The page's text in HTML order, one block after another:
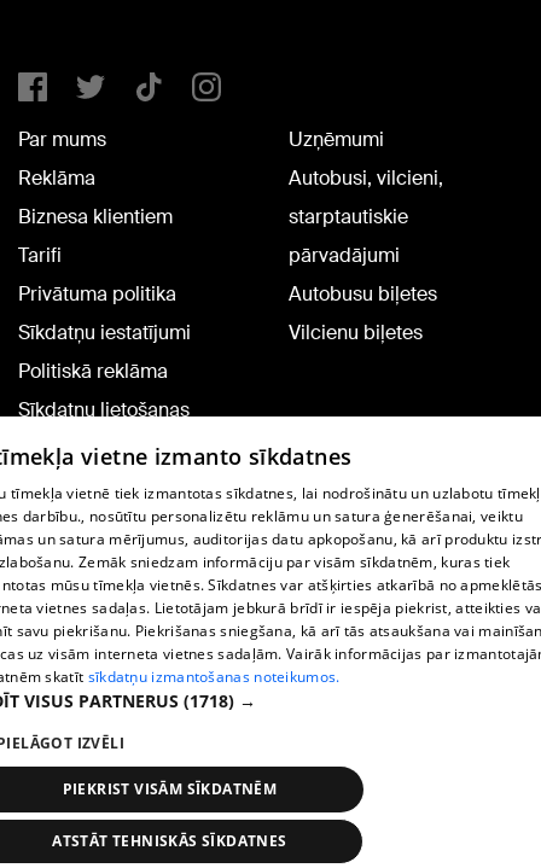
Par mums
Reklāma
Biznesa klientiem
Tarifi
Privātuma politika
Sīkdatņu iestatījumi
Politiskā reklāma
Sīkdatņu lietošanas
noteikumi
Komentāru pievienošana
Uzņēmumi
Autobusi, vilcieni,
starptautiskie
pārvadājumi
Autobusu biļetes
Vilcienu biļetes
TV programma
Līguma noteikumi
360 Ziņu kontakti
Helio Media
Portāla palīdzības dienests: e-pasts -
All rights reserved.
vietne izmanto sīkdatnes
tīmekļa vietnē tiek izmantotas sīkdatnes, lai nodrošinātu un uzlabotu
darbību., nosūtītu personalizētu reklāmu un satura ģenerēšanai, veiktu
un satura mērījumus, auditorijas datu apkopošanu, kā arī produktu
Zemāk sniedzam informāciju par visām sīkdatnēm, kuras tiek
mūsu tīmekļa vietnēs. Sīkdatnes var atšķirties atkarībā no
vietnes sadaļas. Lietotājam jebkurā brīdī ir iespēja piekrist, atteikties
savu piekrišanu. Piekrišanas sniegšana, kā arī tās atsaukšana vai
uz visām interneta vietnes sadaļām. Vairāk informācijas par
skatīt sīkdatņu izmantošanas noteikumos.
VISUS PARTNERUS (1718) →
IZVĒLI
PIEKRIST VISĀM SĪKDATNĒM
ATSTĀT TEHNISKĀS SĪKDATNES